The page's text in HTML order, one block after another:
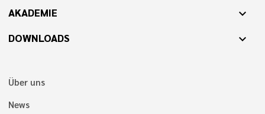
AKADEMIE expand_more
DOWNLOADS expand_more
Über uns
News